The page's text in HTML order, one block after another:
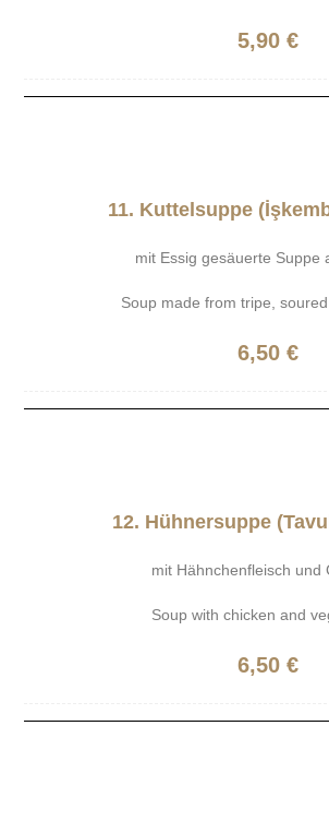
5,90 €
11. Kuttelsuppe
mit Essig gesäuerte Suppe
Soup made from tripe,
6,50 €
12. Hühnersuppe
mit Hähnchenfleisch und
Soup with chicken and
6,50 €